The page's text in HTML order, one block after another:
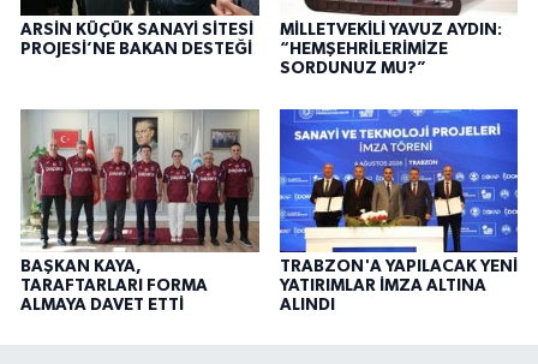
ARSİN KÜÇÜK SANAYİ SİTESİ
PROJESİ’NE BAKAN DESTEĞİ
MİLLETVEKİLİ YAVUZ AYDIN:
“HEMŞEHRİLERİMİZE
SORDUNUZ MU?”
BAŞKAN KAYA,
TARAFTARLARI FORMA
ALMAYA DAVET ETTİ
TRABZON'A YAPILACAK YENİ
YATIRIMLAR İMZA ALTINA
ALINDI